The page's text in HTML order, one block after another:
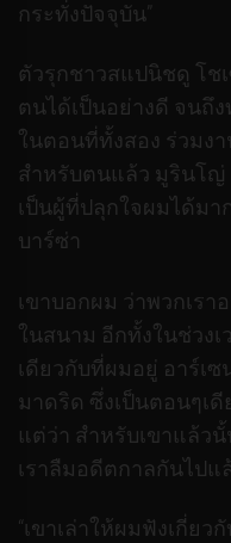
กระทั่งปัจจุบัน”
ตัวรุกชาวสแปนิชดู โช
ตนได้เป็นอย่างดี จนถึ
ในตอนที่ทั้งสอง ร่วมง
สำหรับตนแล้ว มูรินโญ่
เป็นผู้ที่ปลุกใจผมได้ม
บาร์ซ่า
เขาบอกผม ว่าพวกเร
ในสนาม อีกทั้งในช่วงเ
เดียวกับที่ผมอยู่ อาร์เ
มาดริด ซึ่งเป็นตอนๆเ
แต่ว่า สำหรับเขาแล้ว
เราลืมอดีตกาลกันไปแล้
“เขาเล่าให้ผมฟังเกี่ยว